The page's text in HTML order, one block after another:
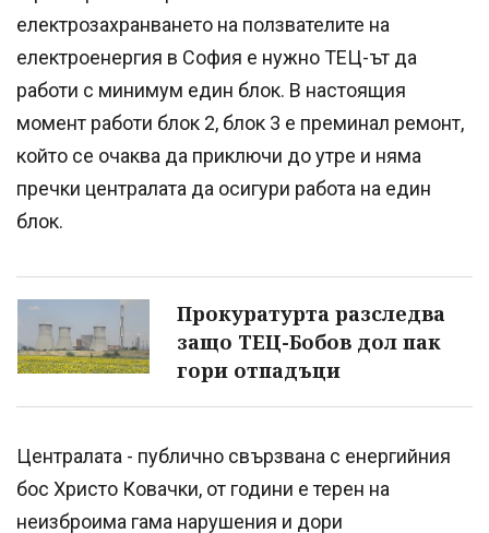
електрозахранването на ползвателите на
електроенергия в София е нужно ТЕЦ-ът да
работи с минимум един блок. В настоящия
момент работи блок 2, блок 3 е преминал ремонт,
който се очаква да приключи до утре и няма
пречки централата да осигури работа на един
блок.
Прокуратурта разследва
защо ТЕЦ-Бобов дол пак
гори отпадъци
Централата - публично свързвана с енергийния
бос Христо Ковачки, от години е терен на
неизброима гама нарушения и дори